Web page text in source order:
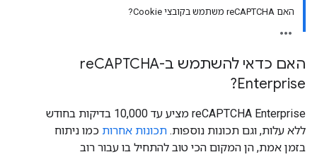
האם reCAPTCHA משתמש בקובצי Cookie?
האם כדאי להשתמש ב-reCAPTCHA
Enterprise?
‫reCAPTCHA Enterprise מציע עד 10,000 בדיקות בחודש
ללא עלות, וגם תכונות נוספות. תכונות אחרות כמו ניתוח
בזמן אמת, הן המקום הכי טוב להתחיל בו עבור רוב